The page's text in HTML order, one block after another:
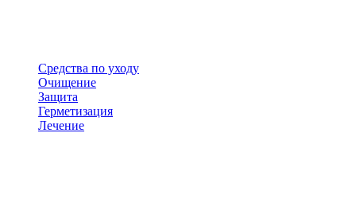
Средства по уходу
Очищение
Защита
Герметизация
Лечение